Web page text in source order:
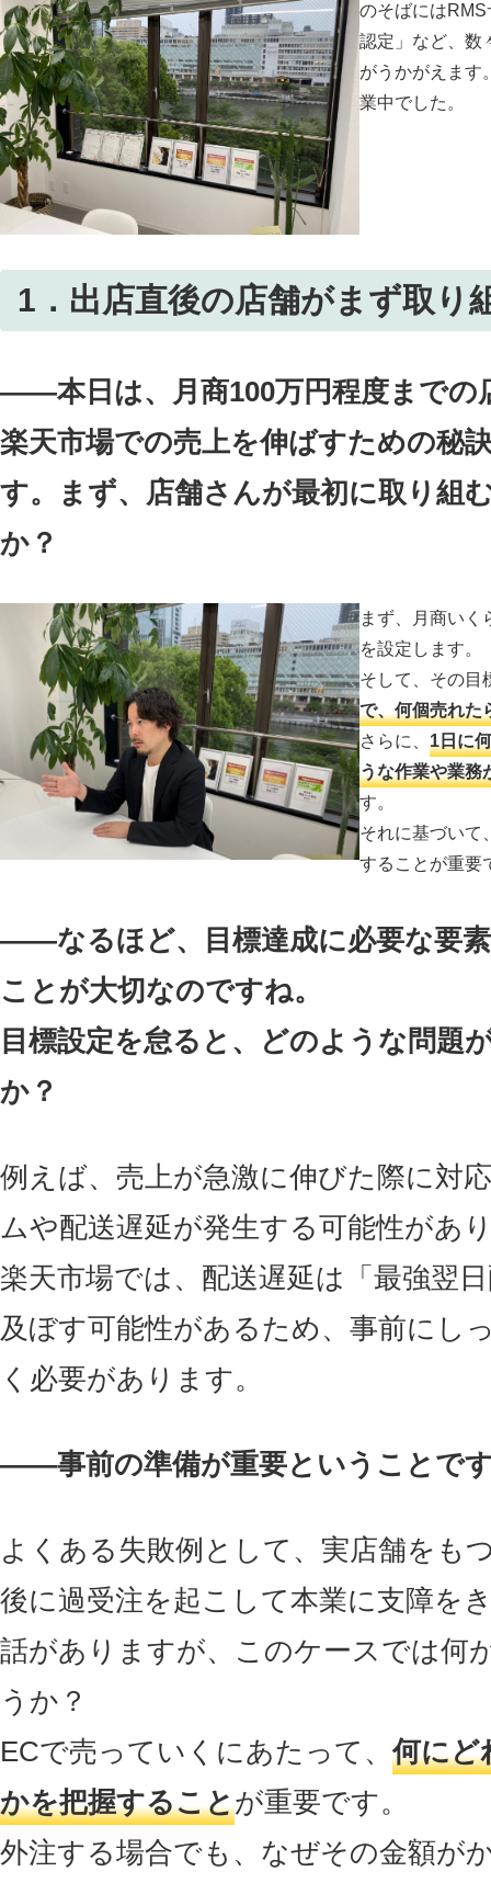
のそばには
認定」など、数
がうかがえます
業中でした。
1．出店直後の店舗がまず取り
――本日は、月商100万円程度までの
楽天市場での売上を伸ばすための秘
す。まず、店舗さんが最初に取り組
か？
まず、月商いく
を設定します。
そして、その目
で、何個売れた
さらに、 1日に
うな作業や業務
す。
それに基づいて
することが重要
――なるほど、目標達成に必要な要
ことが大切なのですね。
目標設定を怠ると、どのような問題
か？
例えば、売上が急激に伸びた際に対
ムや配送遅延が発生する可能性があ
楽天市場では、配送遅延は「最強翌
及ぼす可能性があるため、事前にし
く必要があります。
――事前の準備が重要ということで
よくある失敗例として、実店舗をも
後に過受注を起こして本業に支障を
話がありますが、このケースでは何
うか？
ECで売っていくにあたって、何にど
かを把握することが重要です。
外注する場合でも、なぜその金額が